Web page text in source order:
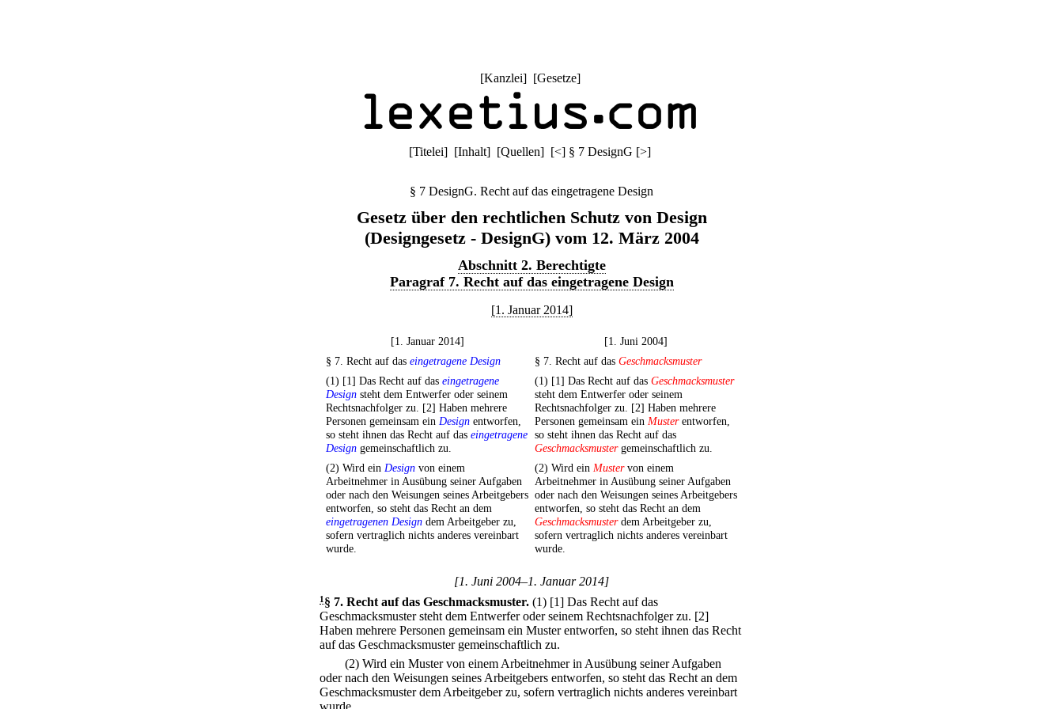
[Kanzlei] [Gesetze]
[Titelei] [Inhalt] [Quellen] [<] § 7 DesignG [>]
§ 7 DesignG. Recht auf das eingetragene Design
Gesetz über den rechtlichen Schutz von Design
(Designgesetz - DesignG) vom 12. März 2004
Abschnitt 2. Berechtigte
Paragraf 7. Recht auf das eingetragene Design
[1. Januar 2014]
[1. Januar 2014]
[1. Juni 2004]
§ 7. Recht auf das eingetragene Design § 7. Recht auf das Geschmacksmuster
(1) [1] Das Recht auf das eingetragene
Design steht dem Entwerfer oder seinem
Rechtsnachfolger zu. [2] Haben mehrere
Personen gemeinsam ein Design entworfen,
so steht ihnen das Recht auf das eingetragene
Design gemeinschaftlich zu.
(1) [1] Das Recht auf das Geschmacksmuster
steht dem Entwerfer oder seinem
Rechtsnachfolger zu. [2] Haben mehrere
Personen gemeinsam ein Musterentworfen,
so steht ihnen das Recht auf das
Geschmacksmustergemeinschaftlich zu.
(2) Wird ein Design von einem
Arbeitnehmer in Ausübung seiner Aufgaben
oder nach den Weisungen seines Arbeitgebers
entworfen, so steht das Recht an dem
eingetragenen Design dem Arbeitgeber zu,
sofern vertraglich nichts anderes vereinbart
wurde.
(2) Wird ein Mustervon einem
Arbeitnehmer in Ausübung seiner Aufgaben
oder nach den Weisungen seines Arbeitgebers
entworfen, so steht das Recht an dem
Geschmacksmusterdem Arbeitgeber zu,
sofern vertraglich nichts anderes vereinbart
wurde.
[1. Juni 2004–1. Januar 2014]
1§ 7. Recht auf das Geschmacksmuster. (1) [1] Das Recht auf das
Geschmacksmuster steht dem Entwerfer oder seinem Rechtsnachfolger zu. [2]
Haben mehrere Personen gemeinsam ein Muster entworfen, so steht ihnen das Recht
auf das Geschmacksmuster gemeinschaftlich zu.
(2) Wird ein Muster von einem Arbeitnehmer in Ausübung seiner Aufgaben
oder nach den Weisungen seines Arbeitgebers entworfen, so steht das Recht an dem
Geschmacksmuster dem Arbeitgeber zu, sofern vertraglich nichts anderes vereinbart
wurde.